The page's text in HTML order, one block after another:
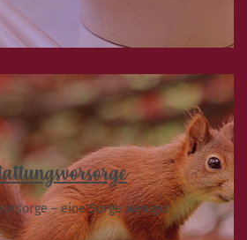
– eine Sorge weniger